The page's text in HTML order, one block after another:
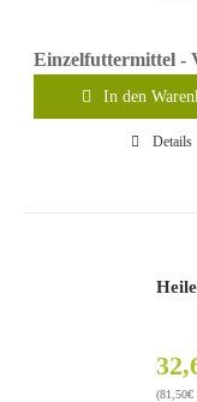
Einzelfuttermittel -
In den
Details
(81,50€